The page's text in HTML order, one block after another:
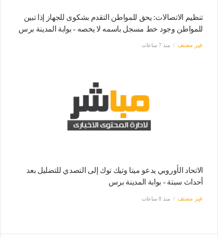
تنظيم الاتصالات: يحق للمواطن التقدم بشكوى للجهاز إذا تبين
للمواطن وجود خط مسجل باسمه لا يخصه - بوابة المدينة برس
غير مصنف منذ 7 ساعات
الاتحاد الأوروبي يدعو ميتا وتيك توك إلى التصدي للتضليل بعد
أحداث سبتة - بوابة المدينة برس
غير مصنف منذ 8 ساعات